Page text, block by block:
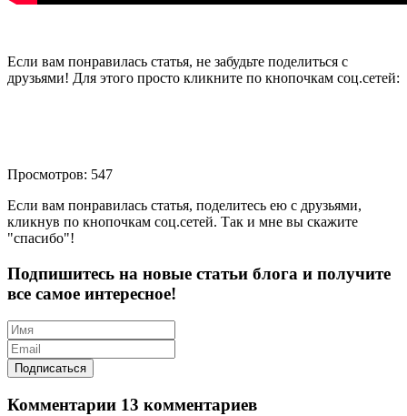
Если вам понравилась статья, не забудьте поделиться с
друзьями! Для этого просто кликните по кнопочкам соц.сетей:
Просмотров: 547
Если вам понравилась статья, поделитесь ею с друзьями,
кликнув по кнопочкам соц.сетей. Так и мне вы скажите
"спасибо"!
Подпишитесь на новые статьи блога и получите
все самое интересное!
Комментарии 13 комментариев